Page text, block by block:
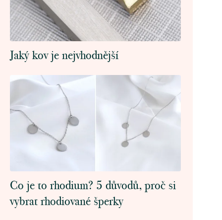
Jaký kov je nejvhodnější
Co je to rhodium? 5 důvodů, proč si
vybrat rhodiované šperky